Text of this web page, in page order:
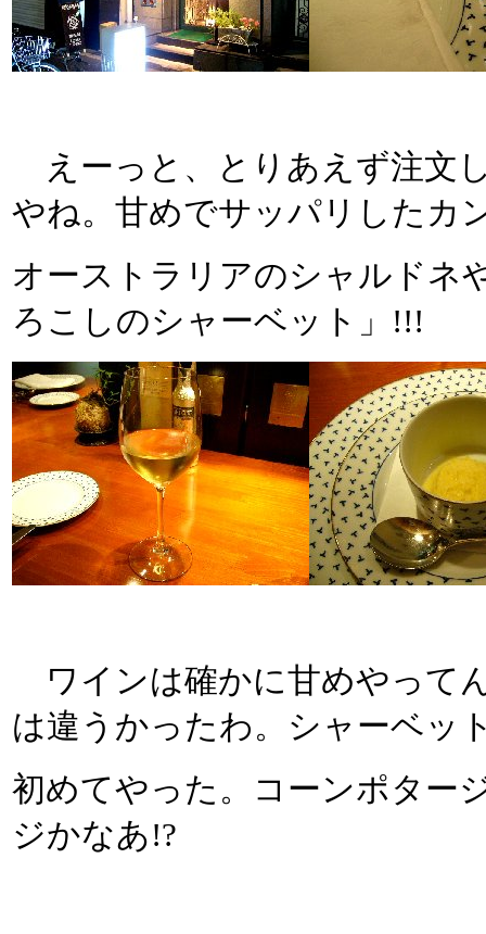
えーっと、とりあえず注文
やね。甘めでサッパリしたカ
オーストラリアのシャルドネ
ろこしのシャーベット」!!!
ワインは確かに甘めやって
は違うかったわ。シャーベッ
初めてやった。コーンポター
ジかなあ!?